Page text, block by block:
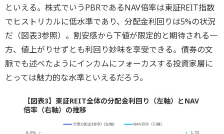
といえる。株式でいうPBRであるNAV倍率は東証REIT指数
でヒストリカルに低水準であり、分配金利回りは5%の状況
だ（図表3参照）。割安感から下値が限定的と期待される一
方、値上がりせずとも利回り妙味を享受できる。債券の文
脈でも述べたようにインカムにフォーカスする投資家層に
とっては魅力的な水準といえるだろう。
【図表3】東証REIT全体の分配金利回り（左軸）とNAV
倍率（右軸）の推移